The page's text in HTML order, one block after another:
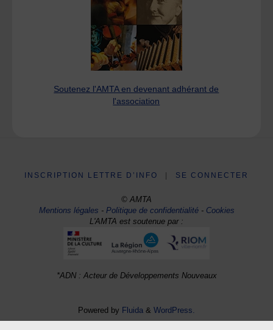
Soutenez l'AMTA en devenant adhérant de
l'association
INSCRIPTION LETTRE D’INFO SE CONNECTER
© AMTA
Mentions légales -Politique de confidentialité- Cookies
L'AMTA est soutenue par :
*ADN : Acteur de Développements Nouveaux
Powered by Fluida & WordPress.